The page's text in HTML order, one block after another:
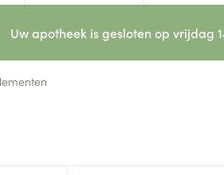
Uw apotheek is gesloten op vrijdag